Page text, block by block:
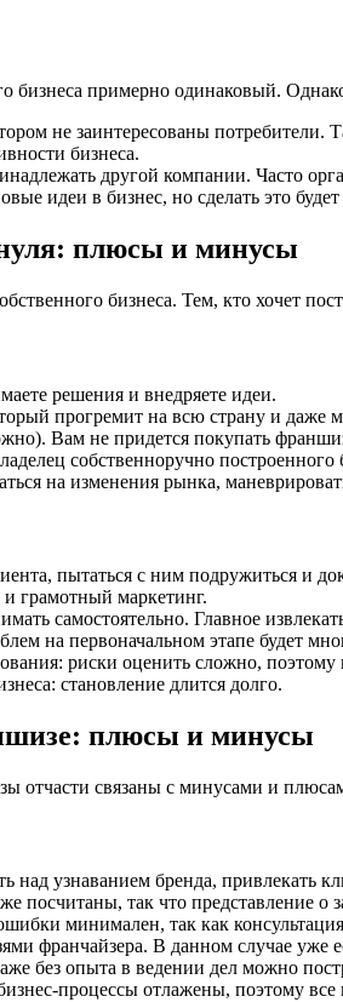
бизнеса примерно одинаковый.
не заинтересованы
бизнеса.
другой компании. Часто
идеи в бизнес, но сделать это
плюсы и минусы
бизнеса. Тем, кто хочет
решения и внедряете идеи.
прогремит на всю страну и даже
Вам не придется покупать
собственноручно
на изменения рынка,
пытаться с ним подружиться и
и грамотный маркетинг.
самостоятельно. Главное
на первоначальном этапе будет
риски оценить сложно, поэтому
становление длится долго.
плюсы и минусы
отчасти связаны с минусами и
над узнаванием бренда, привлекать
посчитаны, так что представление о
минимален, так как
франчайзера. В данном случае
без опыта в ведении дел можно
процессы отлажены, поэтому